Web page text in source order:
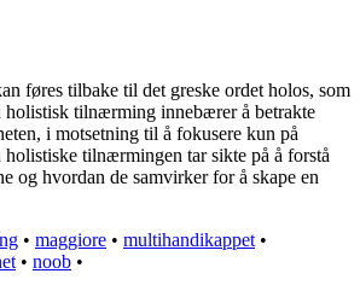
føres tilbake til det greske ordet holos, som
holistisk tilnærming innebærer å betrakte
i motsetning til å fokusere kun på
tilnærmingen tar sikte på å forstå
og hvordan de samvirker for å skape en
• maggiore • multihandikappet •
• noob •